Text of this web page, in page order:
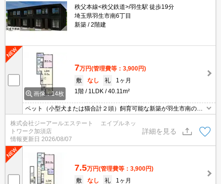
秩父本線<秩父鉄道>/羽生駅 徒歩19分
埼玉県羽生市南6丁目
新築
2階建
画像：14枚
7万円(管理費等：3,900円)
敷
なし 礼
1ヶ月
1階
1LDK 40.11m²
ペット（小型犬または猫合計２頭）飼育可能な新築が羽生市南の住
宅地に8月完成予定です。
株式会社ジーアールエステート エイブルネッ
トワーク加須店
情報更新日 2026/08/07
詳細を見る
7.5万円(管理費等：3,900円)
敷
なし 礼
1ヶ月